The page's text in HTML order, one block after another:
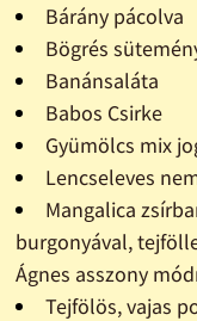
Bárány pácolva
Bögrés
Banánsaláta
Babos Csirke
Gyümölcs mix
Lencseleves
Mangalica
burgonyával,
Ágnes asszony
Tejfölös, vajas